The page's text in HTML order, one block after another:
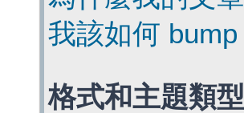
我該如何
格式和主題類型